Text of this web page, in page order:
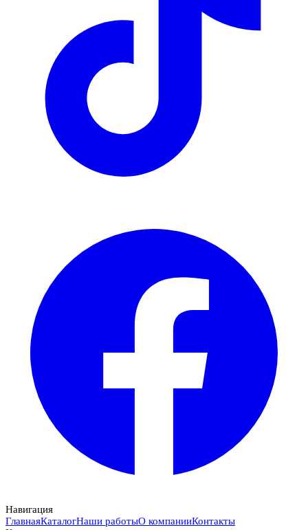
Навигация
ГлавнаяКаталогНаши работыО компанииКонтакты